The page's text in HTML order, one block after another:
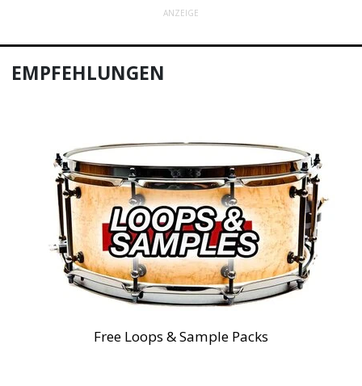
ANZEIGE
EMPFEHLUNGEN
Free Loops & Sample Packs